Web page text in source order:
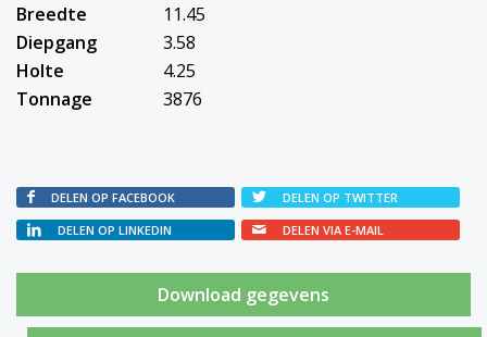
Breedte
11.45
Diepgang
3.58
Holte
4.25
Tonnage
3876
DELEN OP FACEBOOK
DELEN OP TWITTER
DELEN OP LINKEDIN
DELEN VIA E-MAIL